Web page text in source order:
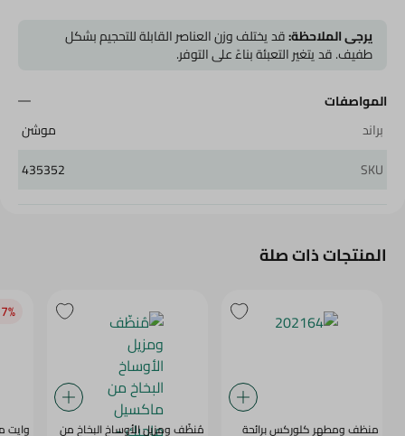
يرجى الملاحظة:قد يختلف وزن العناصر القابلة للتحجيم بشكل
طفيف. قد يتغير التعبئة بناءً على التوفر.
المواصفات
براند
موشن
SKU
435352
المنتجات ذات صلة
منظف ومطهر كلوركس برائحة مُنظّف ومزيل الأوساخ البخاخ من وايت